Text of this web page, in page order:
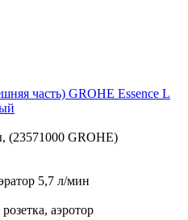
часть) GROHE Essence L
(23571000 GROHE)
5,7 л/мин
аэротор